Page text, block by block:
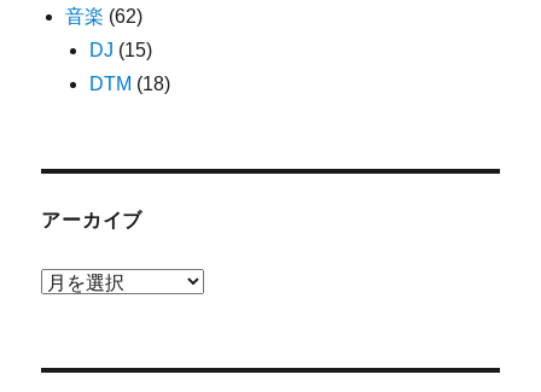
音楽 (62)
DJ (15)
DTM (18)
アーカイブ
ア